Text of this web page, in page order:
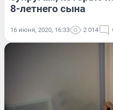
8-летнего сына
16 июня, 2020, 16:33 2 014